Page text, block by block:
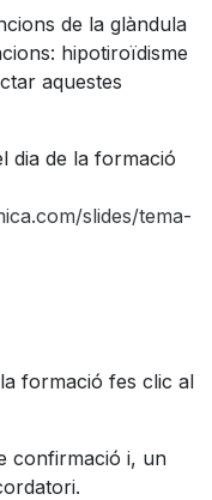
de la glàndula
hipotiroïdisme
aquestes
dia de la formació
slides/tema-
formació fes clic al
confirmació i, un